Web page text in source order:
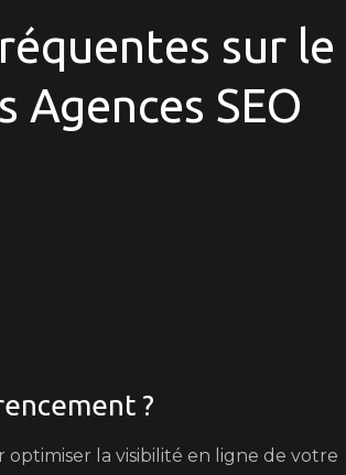
sur le
Agences SEO
?
la visibilité en ligne de votre